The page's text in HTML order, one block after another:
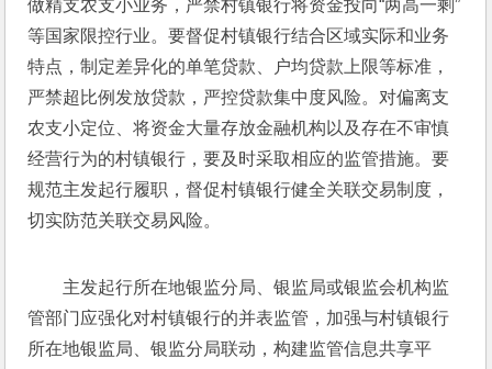
做精支农支小业务，严禁村镇银行将资金投向“两高一剩”
等国家限控行业。要督促村镇银行结合区域实际和业务
特点，制定差异化的单笔贷款、户均贷款上限等标准，
严禁超比例发放贷款，严控贷款集中度风险。对偏离支
农支小定位、将资金大量存放金融机构以及存在不审慎
经营行为的村镇银行，要及时采取相应的监管措施。要
规范主发起行履职，督促村镇银行健全关联交易制度，
切实防范关联交易风险。
主发起行所在地银监分局、银监局或银监会机构监
管部门应强化对村镇银行的并表监管，加强与村镇银行
所在地银监局、银监分局联动，构建监管信息共享平